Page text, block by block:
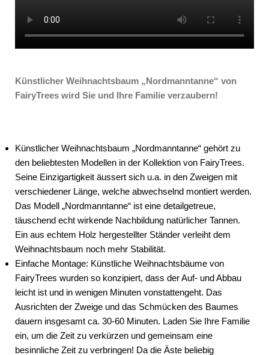
Künstlicher Weihnachtsbaum „Nordmanntanne“ von
FairyTrees wird Sie und Ihre Familie verzaubern!
Künstlicher Weihnachtsbaum „Nordmanntanne“ gehört zu
den beliebtesten Modellen in der Kollektion von FairyTrees.
Seine Einzigartigkeit äussert sich u.a. in den Zweigen mit
verschiedener Länge, welche abwechselnd montiert werden.
Das Modell „Nordmanntanne“ ist eine detailgetreue,
täuschend echt wirkende Nachbildung natürlicher Tannen.
Ein aus echtem Holz hergestellter Ständer verleiht dem
Weihnachtsbaum noch mehr Stabilität.
Einfache Montage: Künstliche Weihnachtsbäume von
FairyTrees wurden so konzipiert, dass der Auf- und Abbau
leicht ist und in wenigen Minuten vonstattengeht. Das
Ausrichten der Zweige und das Schmücken des Baumes
dauern insgesamt ca. 30-60 Minuten. Laden Sie Ihre Familie
ein, um die Zeit zu verkürzen und gemeinsam eine
besinnliche Zeit zu verbringen! Da die Äste beliebig